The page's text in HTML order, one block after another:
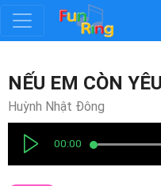
Đăng
ký
nhập
NẾU EM CÒN
Huỳnh Nhật Đông
00:00